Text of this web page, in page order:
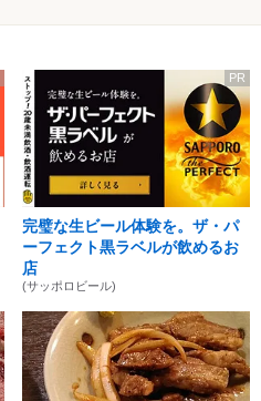
PR
完璧な生ビール体験を。ザ・パ
ーフェクト黒ラベルが飲めるお
店
(サッポロビール)